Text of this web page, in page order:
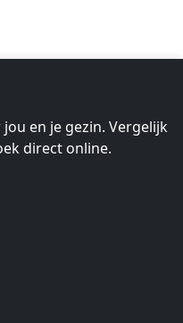
en je gezin. Vergelijk
direct online.